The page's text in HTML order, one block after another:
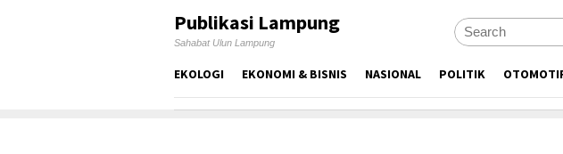
Publikasi Lampung
Sahabat Ulun Lampung
EKOLOGI EKONOMI & BISNIS NASIONAL POLITIK